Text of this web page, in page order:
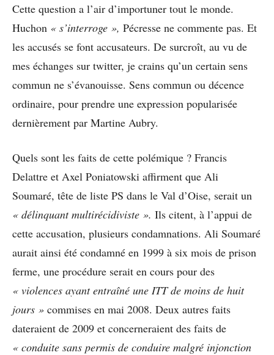
Cette question a l’air d’importuner tout le monde.
Huchon « s’interroge », Pécresse ne commente pas. Et
les accusés se font accusateurs. De surcroît, au vu de
mes échanges sur twitter, je crains qu’un certain sens
commun ne s’évanouisse. Sens commun ou décence
ordinaire, pour prendre une expression popularisée
dernièrement par Martine Aubry.
Quels sont les faits de cette polémique ? Francis
Delattre et Axel Poniatowski affirment que Ali
Soumaré, tête de liste PS dans le Val d’Oise, serait un
« délinquant multirécidiviste ». Ils citent, à l’appui de
cette accusation, plusieurs condamnations. Ali Soumaré
aurait ainsi été condamné en 1999 à six mois de prison
ferme, une procédure serait en cours pour des
« violences ayant entraîné une ITT de moins de huit
jours » commises en mai 2008. Deux autres faits
dateraient de 2009 et concerneraient des faits de
« conduite sans permis de conduire malgré injonction